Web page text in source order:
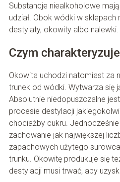
Substancje niealkoholowe
udział. Obok wódki w
destylaty, okowity albo
Czym
Okowita uchodzi natomiast za
trunek od wódki. Wytwarza się
Absolutnie niedopuszczalne
procesie destylacji
chociażby cukru.
zachowanie jak największej
zapachowych użytego
trunku. Okowitę produkuje się
destylacji musi trwać, aby